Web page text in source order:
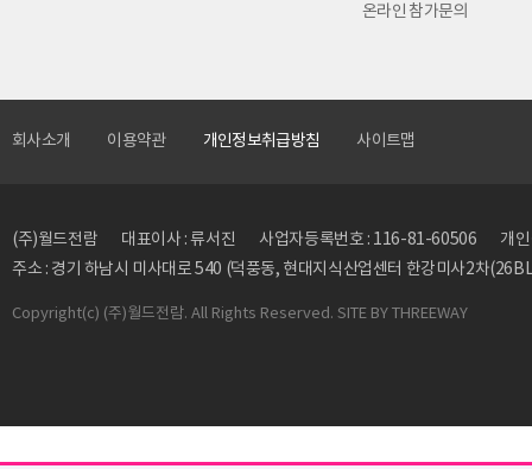
온라인 참가문의
회사소개 이용약관 개인정보취급방침 사이트맵
(주)월드전람 대표이사 : 류서진 사업자등록번호 : 116-81-60506
개
주소 : 경기 하남시 미사대로 540 (덕풍동, 현대지식산업센터 한강미사2차
Copyright(c) (주)월드전람. All Rights Reserved. SITE BY THREEWAY